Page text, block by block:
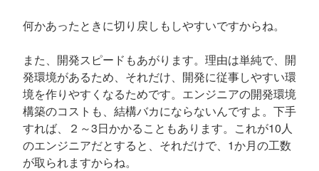
何かあったときに切り戻しもしやすいですからね。
また、開発スピードもあがります。理由は単純で、開
発環境があるため、それだけ、開発に従事しやすい環
境を作りやすくなるためです。エンジニアの開発環境
構築のコストも、結構バカにならないんですよ。下手
すれば、２～3日かかることもあります。これが10人
のエンジニアだとすると、それだけで、1か月の工数
が取られますからね。